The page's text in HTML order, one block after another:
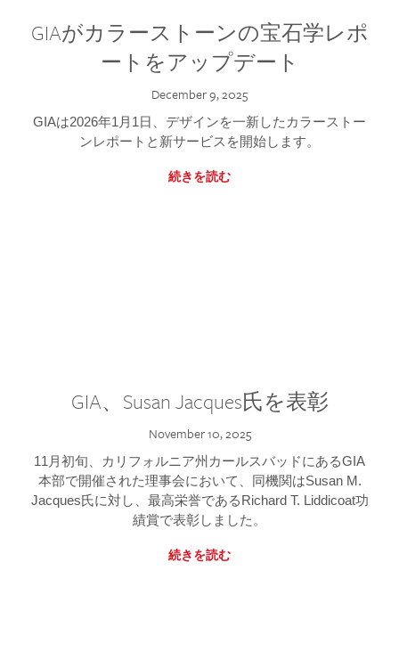
GIAがカラーストーンの宝石学レポ
ートをアップデート
December 9, 2025
GIAは2026年1月1日、デザインを一新したカラーストー
ンレポートと新サービスを開始します。
続きを読む
GIA、Susan Jacques氏を表彰
November 10, 2025
11月初旬、カリフォルニア州カールスバッドにあるGIA
本部で開催された理事会において、同機関はSusan M.
Jacques氏に対し、最高栄誉であるRichard T. Liddicoat功
績賞で表彰しました。
続きを読む